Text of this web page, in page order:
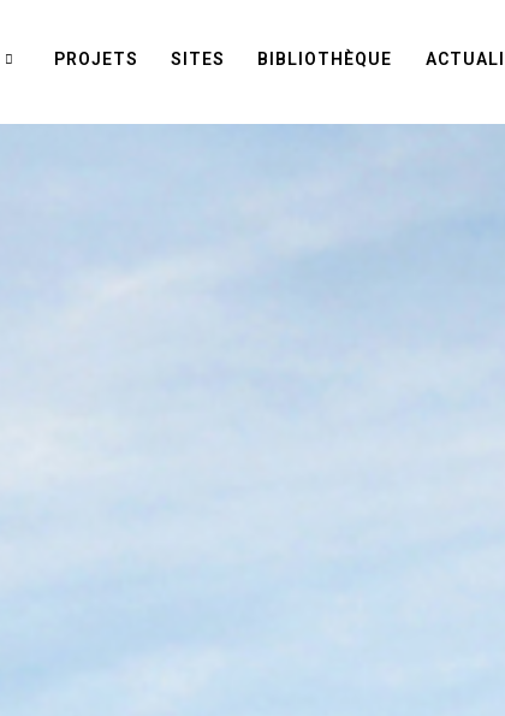
PROJETS SITES BIBLIOTHÈQUE